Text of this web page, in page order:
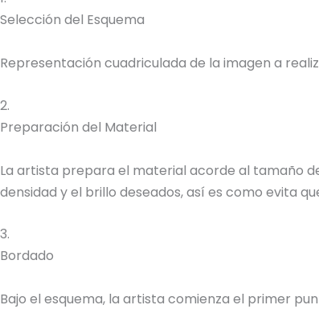
Selección del Esquema
Representación cuadriculada de la imagen a
2.
Preparación del Material
La artista prepara el material acorde al tamaño
densidad y el brillo deseados, así es como evita
3.
Bordado
Bajo el esquema, la artista comienza el primer